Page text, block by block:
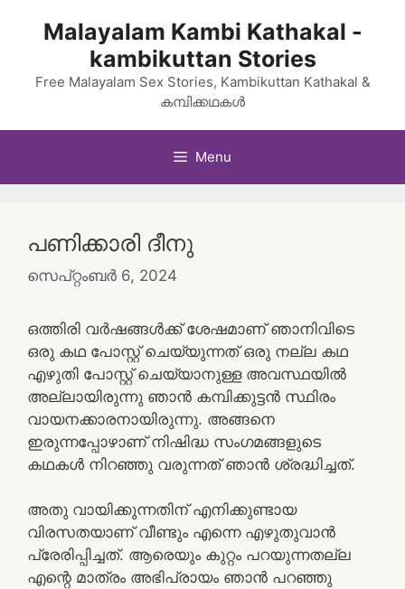
Malayalam Kambi Kathakal -
kambikuttan Stories
Free Malayalam Sex Stories, Kambikuttan Kathakal &
കമ്പിക്കഥകൾ
Menu
പണിക്കാരി ദീനു
സെപ്റ്റംബർ 6, 2024
ഒത്തിരി വർഷങ്ങൾക്ക് ശേഷമാണ് ഞാനിവിടെ
ഒരു കഥ പോസ്റ്റ് ചെയ്യുന്നത് ഒരു നല്ല കഥ
എഴുതി പോസ്റ്റ് ചെയ്യാനുള്ള അവസ്ഥയിൽ
അല്ലായിരുന്നു ഞാൻ കമ്പിക്കുട്ടൻ സ്ഥിരം
വായനക്കാരനായിരുന്നു. അങ്ങനെ
ഇരുന്നപ്പോഴാണ് നിഷിദ്ധ സംഗമങ്ങളുടെ
കഥകൾ നിറഞ്ഞു വരുന്നത് ഞാൻ ശ്രദ്ധിച്ചത്.
അതു വായിക്കുന്നതിന് എനിക്കുണ്ടായ
വിരസതയാണ് വീണ്ടും എന്നെ എഴുതുവാൻ
പ്രേരിപ്പിച്ചത്. ആരെയും കുറ്റം പറയുന്നതല്ല
എന്റെ മാത്രം അഭിപ്രായം ഞാൻ പറഞ്ഞു